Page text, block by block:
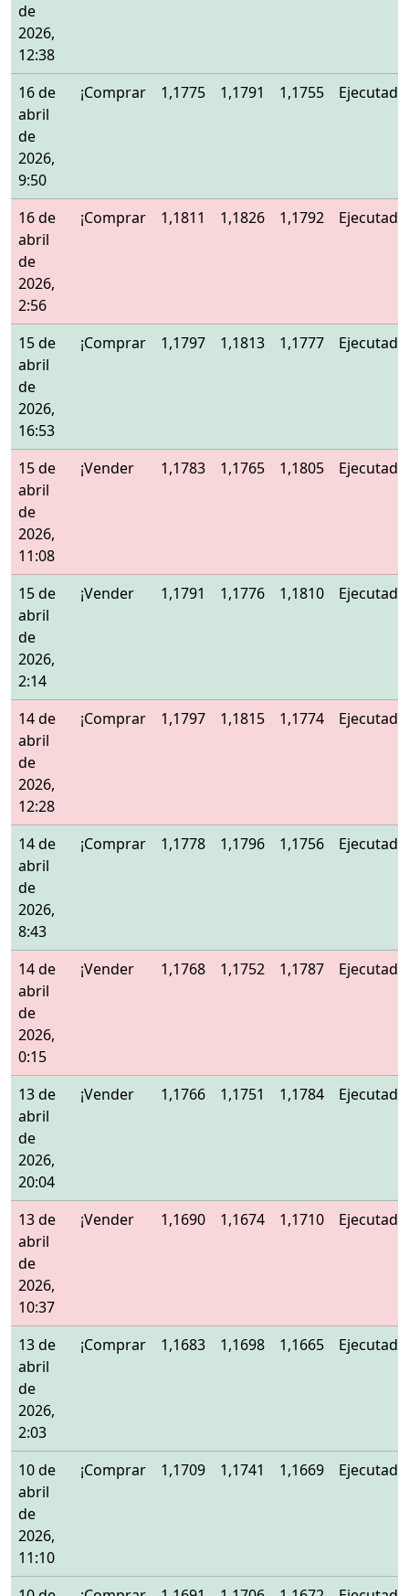
de
2026,
12:38
16 de
abril
de
2026,
9:50
¡Comprar 1,1775 1,1791 1,1755 Ejecutado
16 de
abril
de
2026,
2:56
¡Comprar 1,1811 1,1826 1,1792 Ejecutado
15 de
abril
de
2026,
16:53
¡Comprar 1,1797 1,1813 1,1777 Ejecutado
15 de
abril
de
2026,
11:08
¡Vender 1,1783 1,1765 1,1805 Ejecutado
15 de
abril
de
2026,
2:14
¡Vender 1,1791 1,1776 1,1810 Ejecutado
14 de
abril
de
2026,
12:28
¡Comprar 1,1797 1,1815 1,1774 Ejecutado
14 de
abril
de
2026,
8:43
¡Comprar 1,1778 1,1796 1,1756 Ejecutado
14 de
abril
de
2026,
0:15
¡Vender 1,1768 1,1752 1,1787 Ejecutado
13 de
abril
de
2026,
20:04
¡Vender 1,1766 1,1751 1,1784 Ejecutado
13 de
abril
de
2026,
10:37
¡Vender 1,1690 1,1674 1,1710 Ejecutado
13 de
abril
de
2026,
2:03
¡Comprar 1,1683 1,1698 1,1665 Ejecutado
10 de
abril
de
2026,
11:10
¡Comprar 1,1709 1,1741 1,1669 Ejecutado